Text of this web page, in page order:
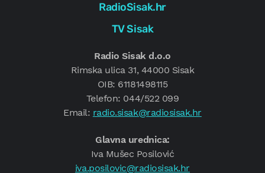
RadioSisak.hr
TV Sisak
Radio Sisak d.o.o
Rimska ulica 31, 44000 Sisak
OIB: 61181498115
Telefon: 044/522 099
Email: radio.sisak@radiosisak.hr
Glavna urednica:
Iva Mušec Posilović
iva.posilovic@radiosisak.hr